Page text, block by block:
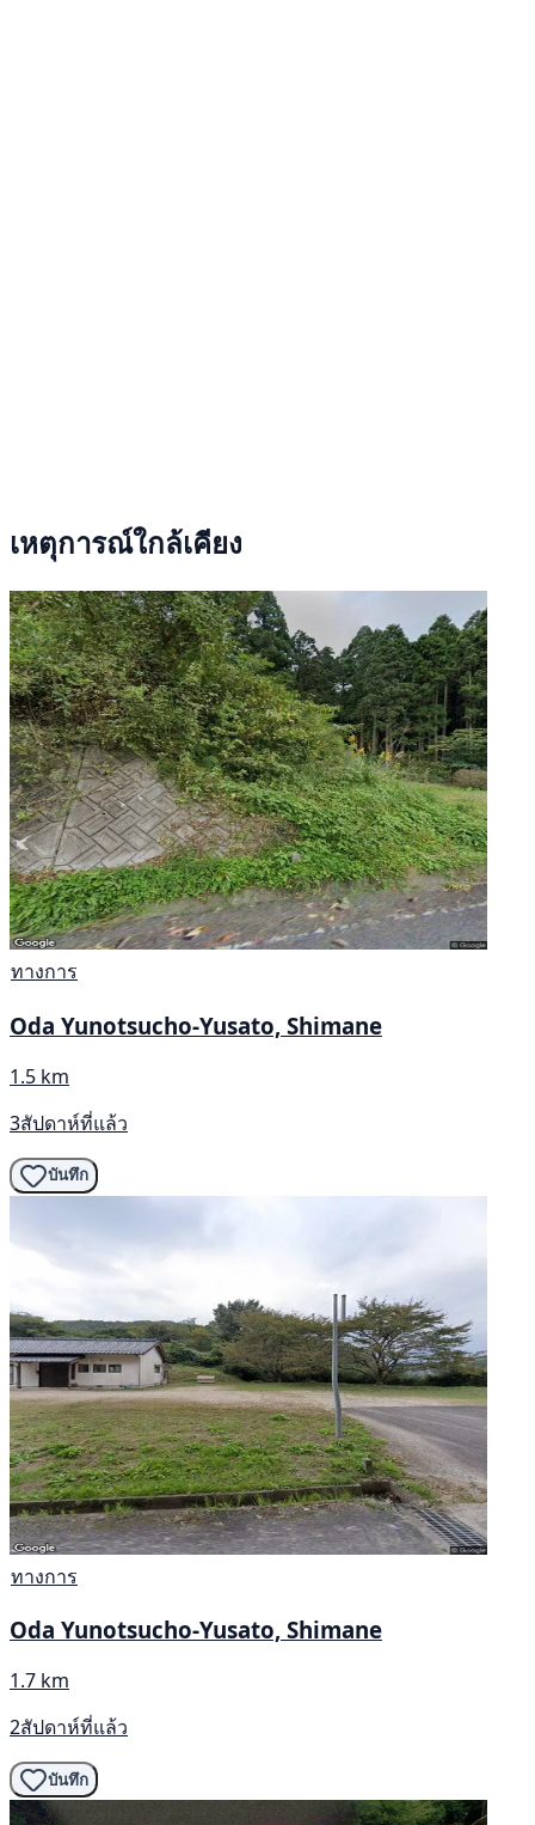
เหตุการณ์ใกล้เคียง
ทางการ
Oda Yunotsucho-Yusato, Shimane
1.5 km
3สัปดาห์ที่แล้ว
บันทึก
ทางการ
Oda Yunotsucho-Yusato, Shimane
1.7 km
2สัปดาห์ที่แล้ว
บันทึก